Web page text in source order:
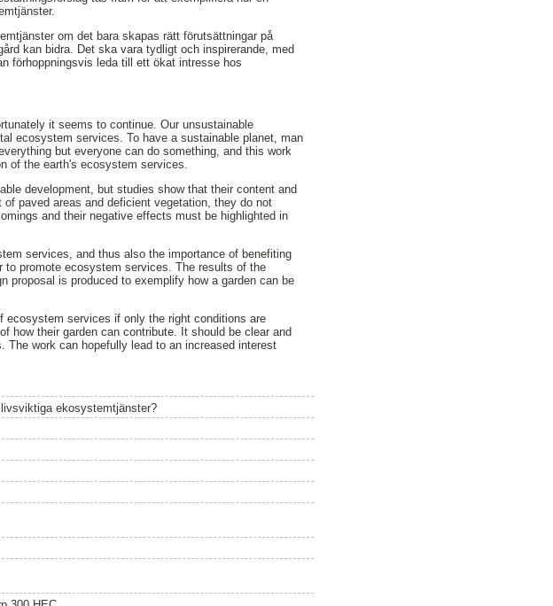
om det bara skapas rätt förutsättningar på
kan bidra. Det ska vara tydligt och inspirerande, med
förhoppningsvis leda till ett ökat intresse hos
it seems to continue. Our unsustainable
ecosystem services. To have a sustainable planet, man
but everyone can do something, and this work
of the earth's ecosystem services.
development, but studies show that their content and
paved areas and deficient vegetation, they do not
and their negative effects must be highlighted in
services, and thus also the importance of benefiting
to promote ecosystem services. The results of the
proposal is produced to exemplify how a garden can be
ecosystem services if only the right conditions are
how their garden can contribute. It should be clear and
work can hopefully lead to an increased interest
ekosystemtjänster?